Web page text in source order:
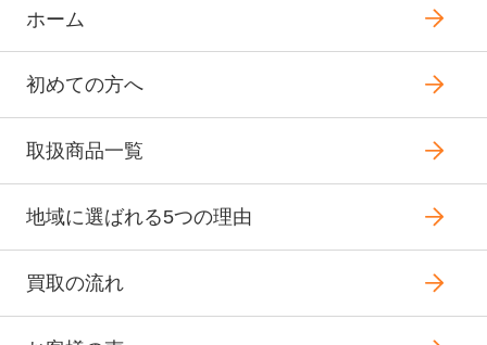
ホーム
初めての方へ
取扱商品一覧
地域に選ばれる5つの理由
買取の流れ